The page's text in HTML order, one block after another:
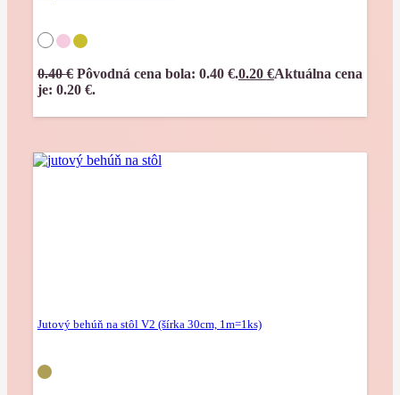
0.40€ Pôvodná cena bola: 0.40 €.0.20 €Aktuálna cena
je: 0.20 €.
Jutový behúň na stôl V2 (šírka 30cm, 1m=1ks)